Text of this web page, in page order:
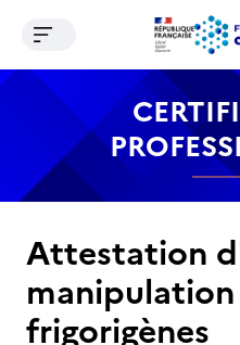
Contenu Recherche
Ouvrir le menu de
Attestation
frigorigènes